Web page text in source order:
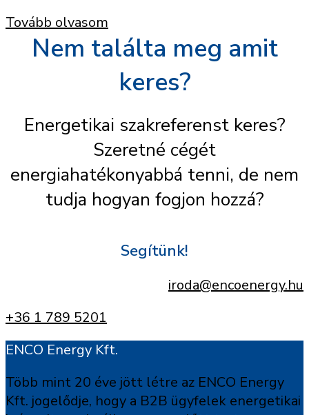
Tovább olvasom
Nem találta meg amit
keres?
Energetikai szakreferenst keres?
Szeretné cégét
energiahatékonyabbá tenni, de nem
tudja hogyan fogjon hozzá?
Segítünk!
iroda@encoenergy.hu
+36 1 789 5201
ENCO Energy Kft.
Több mint 20 éve jött létre az ENCO Energy
Kft. jogelődje, hogy a B2B ügyfelek energetikai